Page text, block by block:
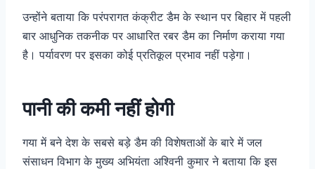
उन्होंने बताया कि परंपरागत कंक्रीट डैम के स्थान पर बिहार में पहली
बार आधुनिक तकनीक पर आधारित रबर डैम का निर्माण कराया गया
है। पर्यावरण पर इसका कोई प्रतिकूल प्रभाव नहीं पड़ेगा।
पानी की कमी नहीं होगी
गया में बने देश के सबसे बड़े डैम की विशेषताओं के बारे में जल
संसाधन विभाग के मुख्य अभियंता अश्विनी कुमार ने बताया कि इस